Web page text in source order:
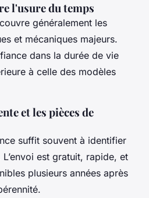
l'usure du temps
couvre généralement les
et mécaniques majeurs.
dans la durée de vie
à celle des modèles
et les pièces de
suffit souvent à identifier
est gratuit, rapide, et
plusieurs années après